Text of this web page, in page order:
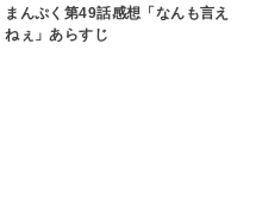
まんぷく第49話感想「なんも言え
ねぇ」あらすじ